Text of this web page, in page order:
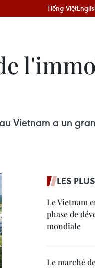
Tiếng Việt
Vietnam a un
LES
Le Vietnam
phase de
mondiale
Le marché